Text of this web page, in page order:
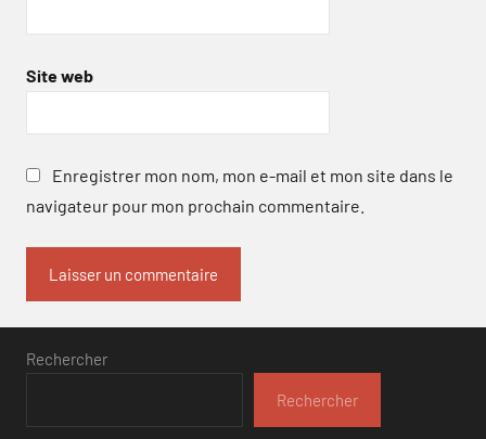
Site web
Enregistrer mon nom, mon e-mail et mon site dans le
navigateur pour mon prochain commentaire.
Rechercher
Rechercher